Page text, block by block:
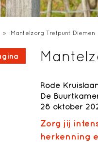
» Mantelzorg Trefpunt Diemen
Rode
De
28 oktober
Zorg jij
herkenning